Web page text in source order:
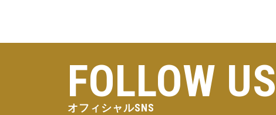
FOLLOW US
オフィシャルSNS